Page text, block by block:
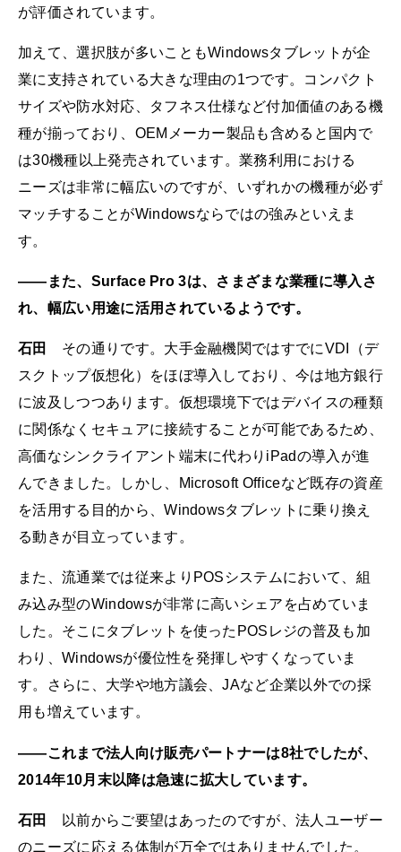
が評価されています。
加えて、選択肢が多いこともWindowsタブレットが企
業に支持されている大きな理由の1つです。コンパクト
サイズや防水対応、タフネス仕様など付加価値のある機
種が揃っており、OEMメーカー製品も含めると国内で
は30機種以上発売されています。業務利用における
ニーズは非常に幅広いのですが、いずれかの機種が必ず
マッチすることがWindowsならではの強みといえま
す。
――また、Surface Pro 3は、さまざまな業種に導入さ
れ、幅広い用途に活用されているようです。
石田
その通りです。大手金融機関ではすでにVDI（デ
スクトップ仮想化）をほぼ導入しており、今は地方銀行
に波及しつつあります。仮想環境下ではデバイスの種類
に関係なくセキュアに接続することが可能であるため、
高価なシンクライアント端末に代わりiPadの導入が進
んできました。しかし、Microsoft Officeなど既存の資産
を活用する目的から、Windowsタブレットに乗り換え
る動きが目立っています。
また、流通業では従来よりPOSシステムにおいて、組
み込み型のWindowsが非常に高いシェアを占めていま
した。そこにタブレットを使ったPOSレジの普及も加
わり、Windowsが優位性を発揮しやすくなっていま
す。さらに、大学や地方議会、JAなど企業以外での採
用も増えています。
――これまで法人向け販売パートナーは8社でしたが、
2014年10月末以降は急速に拡大しています。
石田
以前からご要望はあったのですが、法人ユーザー
のニーズに応える体制が万全ではありませんでした。